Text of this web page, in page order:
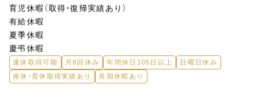
育児休暇（取得・復帰実績あり）
有給休暇
夏季休暇
慶弔休暇
連休取得可能 月8回休み 年間休日105日以上
日曜日休み
産休・育休取得実績あり
長期休暇あり